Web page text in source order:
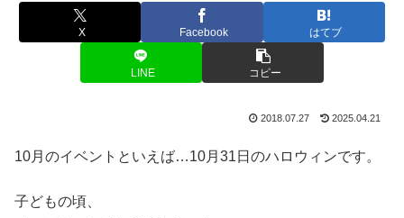
X Facebook はてブ
LINE コピー
2018.07.27 2025.04.21
10月のイベントといえば…10月31日のハロウィンです。
子どもの頃、